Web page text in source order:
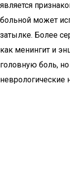
является
больной может
затылке. Более
как менингит и
головную боль,
неврологические